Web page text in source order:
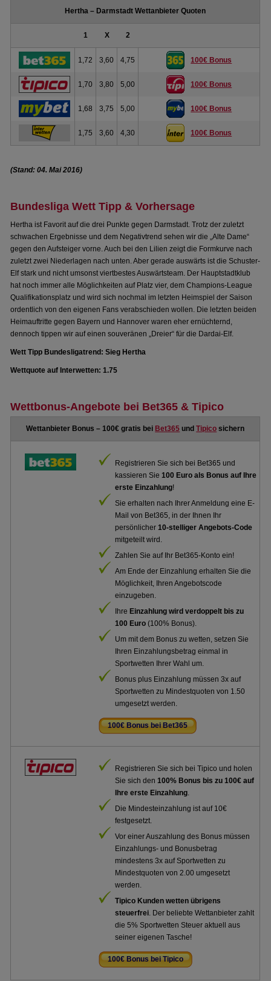
Hertha – Darmstadt Wettanbieter Quoten
1 X 2
1,72 3,60 4,75 100€ Bonus
1,70 3,80 5,00 100€ Bonus
1,68 3,75 5,00 100€ Bonus
1,75 3,60 4,30 100€ Bonus
(Stand: 04. Mai 2016)
Bundesliga Wett Tipp & Vorhersage
Hertha ist Favorit auf die drei Punkte gegen Darmstadt. Trotz der zuletzt
schwachen Ergebnisse und dem Negativtrend sehen wir die „Alte Dame“
gegen den Aufsteiger vorne. Auch bei den Lilien zeigt die Formkurve nach
zuletzt zwei Niederlagen nach unten. Aber gerade auswärts ist die Schuster-
Elf stark und nicht umsonst viertbestes Auswärtsteam. Der Hauptstadtklub
hat noch immer alle Möglichkeiten auf Platz vier, dem Champions-League
Qualifikationsplatz und wird sich nochmal im letzten Heimspiel der Saison
ordentlich von den eigenen Fans verabschieden wollen. Die letzten beiden
Heimauftritte gegen Bayern und Hannover waren eher ernüchternd,
dennoch tippen wir auf einen souveränen „Dreier“ für die Dardai-Elf.
Wett Tipp Bundesligatrend: Sieg Hertha
Wettquote auf Interwetten: 1.75
Wettbonus-Angebote bei Bet365 & Tipico
Wettanbieter Bonus – 100€ gratis bei Bet365 undTipico sichern
Registrieren Sie sich bei Bet365 und
kassieren Sie100 Euro als Bonus auf Ihre
erste Einzahlung!
Sie erhalten nach Ihrer Anmeldung eine E-
Mail von Bet365, in der Ihnen Ihr
persönlicher10-stelliger Angebots-Code
mitgeteilt wird.
Zahlen Sie auf Ihr Bet365-Konto ein!
Am Ende der Einzahlung erhalten Sie die
Möglichkeit, Ihren Angebotscode
einzugeben.
Ihre Einzahlung wird verdoppelt bis zu
100 Euro (100% Bonus).
Um mit dem Bonus zu wetten, setzen Sie
Ihren Einzahlungsbetrag einmal in
Sportwetten Ihrer Wahl um.
Bonus plus Einzahlung müssen 3x auf
Sportwetten zu Mindestquoten von 1.50
umgesetzt werden.
100€ Bonus bei Bet365
Registrieren Sie sich bei Tipico und holen
Sie sich den100% Bonus bis zu 100€ auf
Ihre erste Einzahlung.
Die Mindesteinzahlung ist auf 10€
festgesetzt.
Vor einer Auszahlung des Bonus müssen
Einzahlungs- und Bonusbetrag
mindestens 3x auf Sportwetten zu
Mindestquoten von 2.00 umgesetzt
werden.
Tipico Kunden wetten übrigens
steuerfrei. Der beliebte Wettanbieter zahlt
die 5% Sportwetten Steuer aktuell aus
seiner eigenen Tasche!
100€ Bonus bei Tipico